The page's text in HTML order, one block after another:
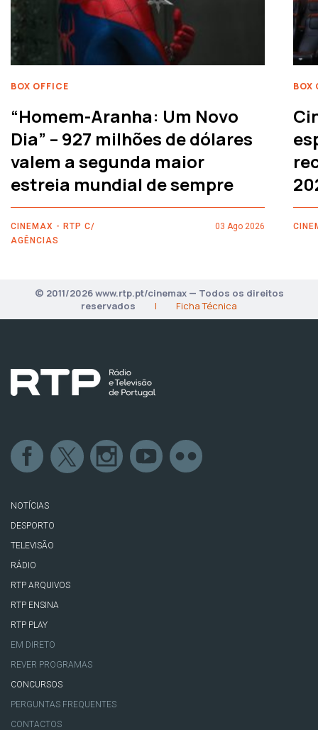
BOX OFFICE
“Homem-Aranha: Um Novo
Dia” – 927 milhões de dólares
valem a segunda maior
estreia mundial de sempre
CINEMAX - RTP C/
AGÊNCIAS
03 Ago 2026
BOX
© 2011/2026 www.rtp.pt/cinemax — Todos os direitos
reservados
| Ficha Técnica
NOTÍCIAS
DESPORTO
TELEVISÃO
RÁDIO
RTP ARQUIVOS
RTP ENSINA
RTP PLAY
EM DIRETO
REVER PROGRAMAS
CONCURSOS
PERGUNTAS FREQUENTES
CONTACTOS